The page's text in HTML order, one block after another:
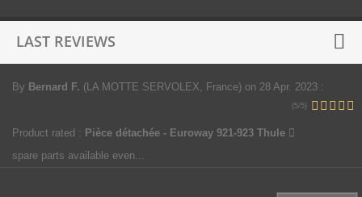
LAST REVIEWS
By Bernard F. (LA MOTTE SERVOLEX, France) on 28 Apr. 2023 :
(5/5)
Product rated : Pièce détachée - Euroway 921-923 Thule
spare parts available even...